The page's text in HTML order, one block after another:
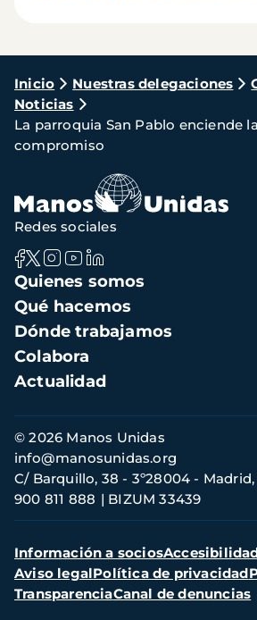
Ruta
de
navegación
Inicio Nuestras delegaciones
Noticias
La parroquia San Pablo enciende
compromiso
Navegación
principal
Quienes somos
Qué hacemos
Dónde trabajamos
Colabora
Actualidad
Redes sociales
Información
de
contacto
© 2026 Manos Unidas
C/ Barquillo, 38 - 3º28004 - Madrid,
900 811 888
BIZUM 33439
info@manosunidas.org
Menú
secundario
Información a socios
Aviso legalPolítica de privacidad
TransparenciaCanal de denuncias